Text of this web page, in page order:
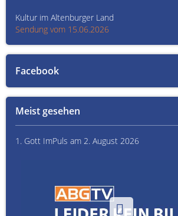
Meist gesehen
1. Gott ImPuls am 2. August 2026
Facebook
Kultur im Altenburger Land
Sendung vom 15.06.2026